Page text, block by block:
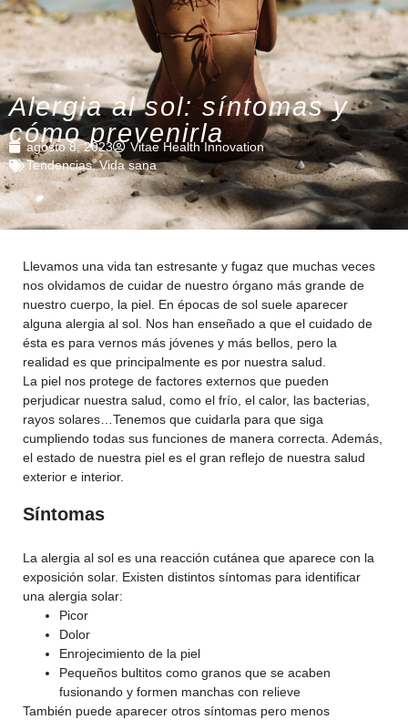
Alergia al sol: síntomas y
cómo prevenirla
agosto 8, 2023
Vitae Health Innovation
Tendencias,Vida sana
Llevamos una vida tan estresante y fugaz que muchas veces
nos olvidamos de cuidar de nuestro órgano más grande de
nuestro cuerpo, la piel. En épocas de sol suele aparecer
alguna alergia al sol. Nos han enseñado a que el cuidado de
ésta es para vernos más jóvenes y más bellos, pero la
realidad es que principalmente es por nuestra salud.
La piel nos protege de factores externos que pueden
perjudicar nuestra salud, como el frío, el calor, las bacterias,
rayos solares…Tenemos que cuidarla para que siga
cumpliendo todas sus funciones de manera correcta. Además,
el estado de nuestra piel es el gran reflejo de nuestra salud
exterior e interior.
Síntomas
La alergia al sol es una reacción cutánea que aparece con la
exposición solar. Existen distintos síntomas para identificar
una alergia solar:
Picor
Dolor
Enrojecimiento de la piel
Pequeños bultitos como granos que se acaben
fusionando y formen manchas con relieve
También puede aparecer otros síntomas pero menos